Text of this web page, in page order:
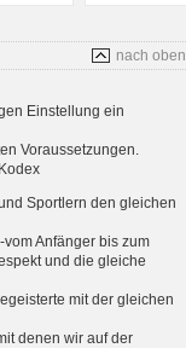
nach oben
Einstellung ein
Voraussetzungen.
Sportlern den gleichen
Anfänger bis zum
und die gleiche
mit der gleichen
denen wir auf der